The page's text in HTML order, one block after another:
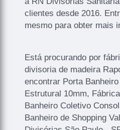
clientes desde 2016.
mesmo para obter mais
Está procurando por
divisoria de madeira
encontrar Porta
Estrutural 10mm,
Banheiro Coletivo
Banheiro de Shopping